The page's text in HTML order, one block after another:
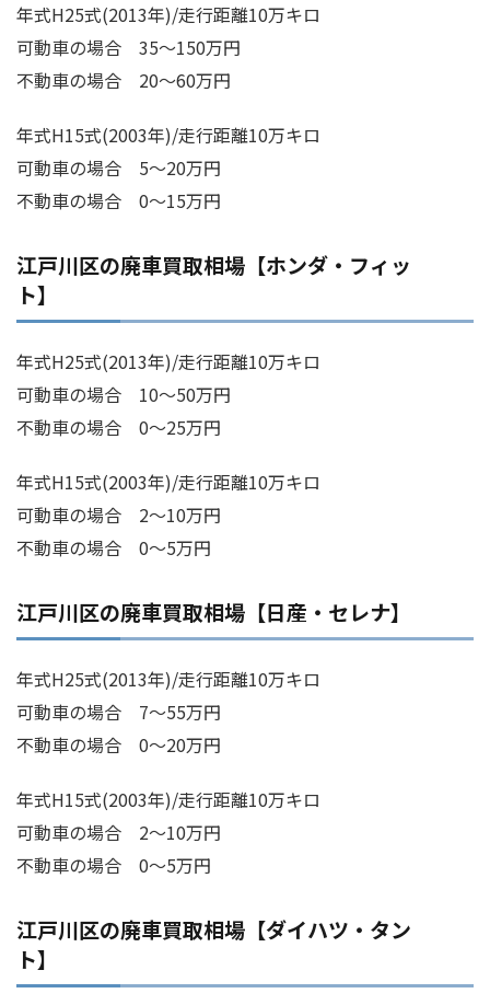
年式H25式(2013年)/走行距離10万キロ
可動車の場合 35～150万円
不動車の場合 20～60万円
年式H15式(2003年)/走行距離10万キロ
可動車の場合 5～20万円
不動車の場合 0～15万円
江戸川区の廃車買取相場【ホンダ・フィッ
ト】
年式H25式(2013年)/走行距離10万キロ
可動車の場合 10～50万円
不動車の場合 0～25万円
年式H15式(2003年)/走行距離10万キロ
可動車の場合 2～10万円
不動車の場合 0～5万円
江戸川区の廃車買取相場【日産・セレナ】
年式H25式(2013年)/走行距離10万キロ
可動車の場合 7～55万円
不動車の場合 0～20万円
年式H15式(2003年)/走行距離10万キロ
可動車の場合 2～10万円
不動車の場合 0～5万円
江戸川区の廃車買取相場【ダイハツ・タン
ト】